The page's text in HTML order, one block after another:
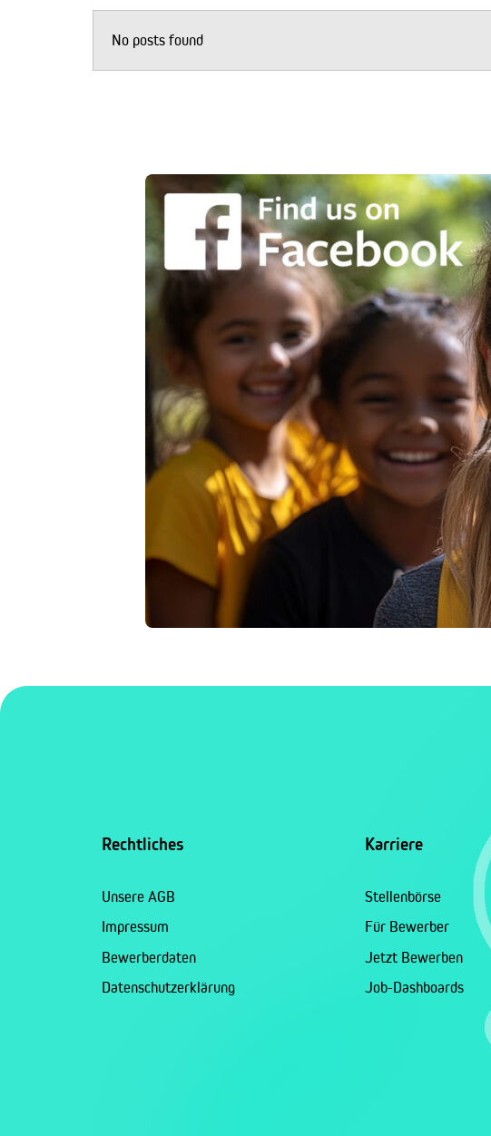
No posts found
Rechtliches
Unsere AGB
Impressum
Bewerberdaten
Datenschutzerklärung
Karriere
Stellenbörse
Für Bewerber
Jetzt Bewerben
Job-Dashboards